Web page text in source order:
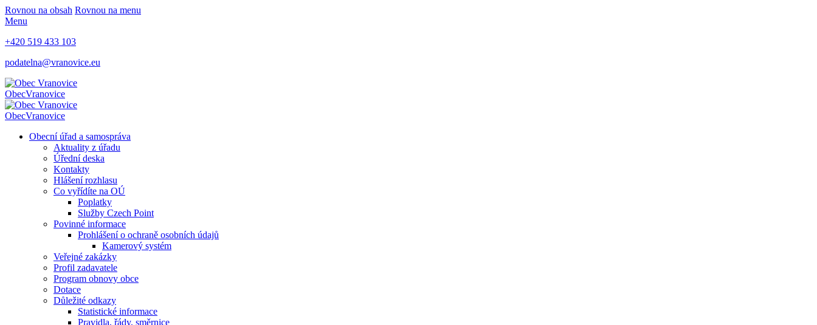
Rovnou na obsah Rovnou na menu
Menu
+420 519 433 103
podatelna@vranovice.eu
ObecVranovice
ObecVranovice
Obecní úřad a samospráva
Aktuality z úřadu
Úřední deska
Kontakty
Hlášení rozhlasu
Co vyřídíte na OÚ
Poplatky
Služby Czech Point
Povinné informace
Prohlášení o ochraně osobních údajů
Kamerový systém
Veřejné zakázky
Profil zadavatele
Program obnovy obce
Dotace
Důležité odkazy
Statistické informace
Pravidla, řády, směrnice